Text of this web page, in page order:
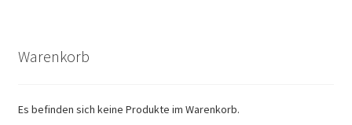
Warenkorb
Es befinden sich keine Produkte im Warenkorb.